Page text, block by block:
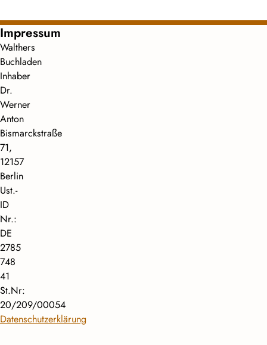
Impressum
Walthers
Buchladen
Inhaber
Dr.
Werner
Anton
Bismarckstraße
71,
12157
Berlin
Ust.-
ID
Nr.:
DE
2785
748
41
St.Nr:
20/209/00054
Datenschutzerklärung